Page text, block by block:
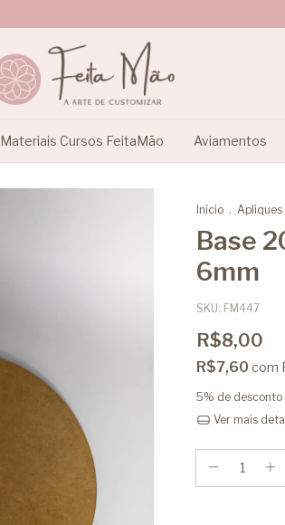
Materiais Cursos FeitaMão Aviamentos
Início . Apliques
Base
6mm
SKU: FM447
R$8,00
R$7,60 com
5% de desconto
Ver mais